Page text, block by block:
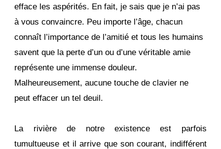
efface les aspérités. En fait, je sais que je n’ai pas
à vous convaincre. Peu importe l’âge, chacun
connaît l’importance de l’amitié et tous les humains
savent que la perte d’un ou d’une véritable amie
représente une immense douleur.
Malheureusement, aucune touche de clavier ne
peut effacer un tel deuil.
La rivière de notre existence est parfois
tumultueuse et il arrive que son courant, indifférent